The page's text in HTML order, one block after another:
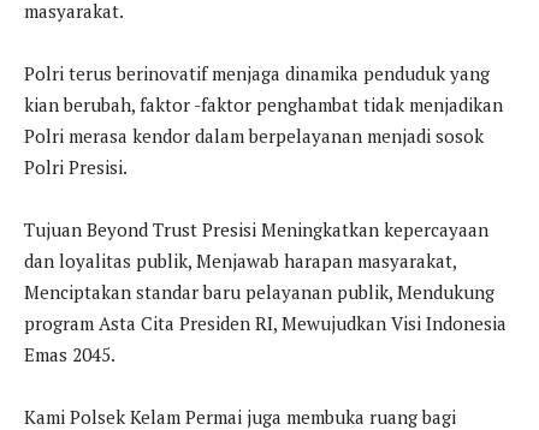
masyarakat.
Polri terus berinovatif menjaga dinamika penduduk yang
kian berubah, faktor -faktor penghambat tidak menjadikan
Polri merasa kendor dalam berpelayanan menjadi sosok
Polri Presisi.
Tujuan Beyond Trust Presisi Meningkatkan kepercayaan
dan loyalitas publik, Menjawab harapan masyarakat,
Menciptakan standar baru pelayanan publik, Mendukung
program Asta Cita Presiden RI, Mewujudkan Visi Indonesia
Emas 2045.
Kami Polsek Kelam Permai juga membuka ruang bagi